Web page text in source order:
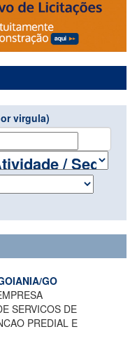
virgula)
GO
SERVICOS DE
PREDIAL E